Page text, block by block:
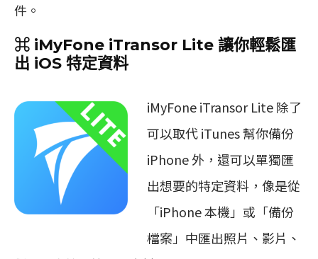
件。
⌘ iMyFone iTransor Lite 讓你輕鬆匯
出 iOS 特定資料
iMyFone iTransor Lite 除了
可以取代 iTunes 幫你備份
iPhone 外，還可以單獨匯
出想要的特定資料，像是從
「iPhone 本機」或「備份
檔案」中匯出照片、影片、